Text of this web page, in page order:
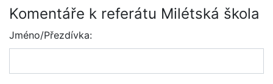
Komentáře k referátu Milétská škola
Jméno/Přezdívka: